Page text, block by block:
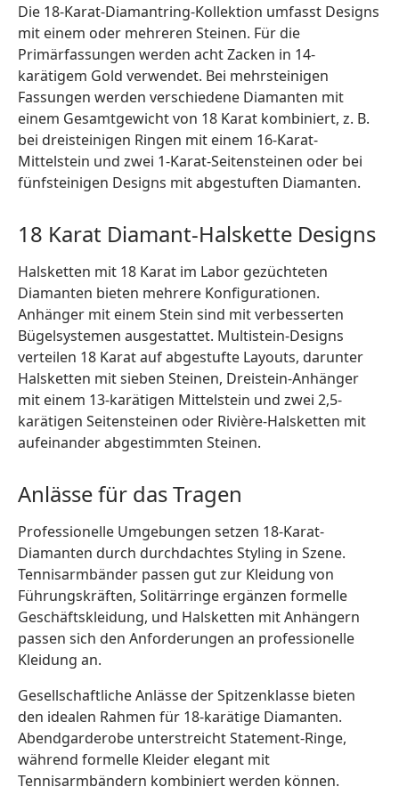
Die 18-Karat-Diamantring-Kollektion umfasst Designs
mit einem oder mehreren Steinen. Für die
Primärfassungen werden acht Zacken in 14-
karätigem Gold verwendet. Bei mehrsteinigen
Fassungen werden verschiedene Diamanten mit
einem Gesamtgewicht von 18 Karat kombiniert, z. B.
bei dreisteinigen Ringen mit einem 16-Karat-
Mittelstein und zwei 1-Karat-Seitensteinen oder bei
fünfsteinigen Designs mit abgestuften Diamanten.
18 Karat Diamant-Halskette Designs
Halsketten mit 18 Karat im Labor gezüchteten
Diamanten bieten mehrere Konfigurationen.
Anhänger mit einem Stein sind mit verbesserten
Bügelsystemen ausgestattet. Multistein-Designs
verteilen 18 Karat auf abgestufte Layouts, darunter
Halsketten mit sieben Steinen, Dreistein-Anhänger
mit einem 13-karätigen Mittelstein und zwei 2,5-
karätigen Seitensteinen oder Rivière-Halsketten mit
aufeinander abgestimmten Steinen.
Anlässe für das Tragen
Professionelle Umgebungen setzen 18-Karat-
Diamanten durch durchdachtes Styling in Szene.
Tennisarmbänder passen gut zur Kleidung von
Führungskräften, Solitärringe ergänzen formelle
Geschäftskleidung, und Halsketten mit Anhängern
passen sich den Anforderungen an professionelle
Kleidung an.
Gesellschaftliche Anlässe der Spitzenklasse bieten
den idealen Rahmen für 18-karätige Diamanten.
Abendgarderobe unterstreicht Statement-Ringe,
während formelle Kleider elegant mit
Tennisarmbändern kombiniert werden können.